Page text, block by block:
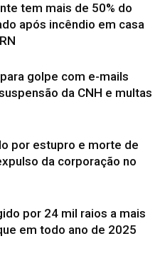
tem mais de 50% do
após incêndio em casa
golpe com e-mails
da CNH e multas
por estupro e morte de
da corporação no
por 24 mil raios a mais
em todo ano de 2025